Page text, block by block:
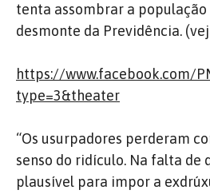
tenta assombrar a
desmonte da Previdência.
https://www.facebook.com/
type=3&theater
“Os usurpadores perderam
senso do ridículo. Na falta
plausível para impor a